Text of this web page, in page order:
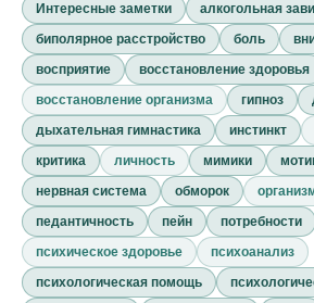
Интересные заметки
алкогольная
биполярное расстройство
боль
восприятие
восстановление здоровья
восстановление организма
гипноз
дыхательная гимнастика
инстинкт
критика
личность мимики
нервная система
обморок
педантичность
пейн потребности
психическое здоровье
психоанализ
психологическая помощь